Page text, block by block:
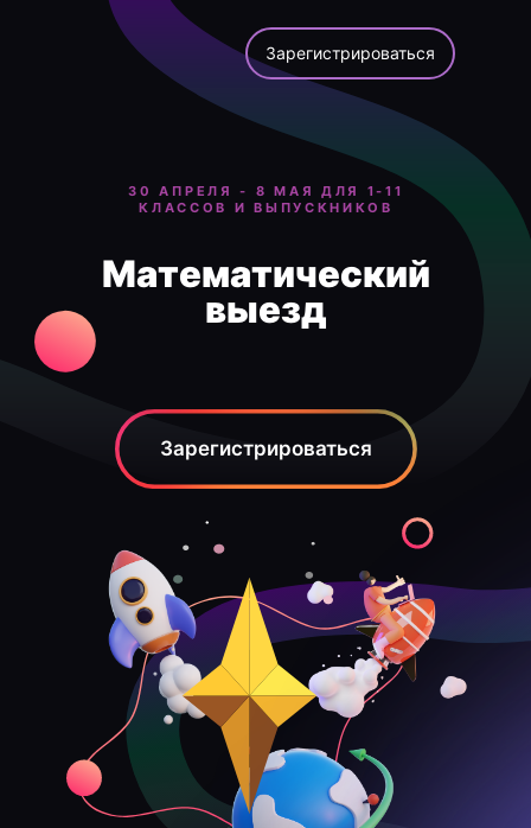
Математический
выезд
30 АПРЕЛЯ - 8 МАЯ ДЛЯ 1-11
КЛАССОВ И ВЫПУСКНИКОВ
Зарегистрироваться
Зарегистрироваться